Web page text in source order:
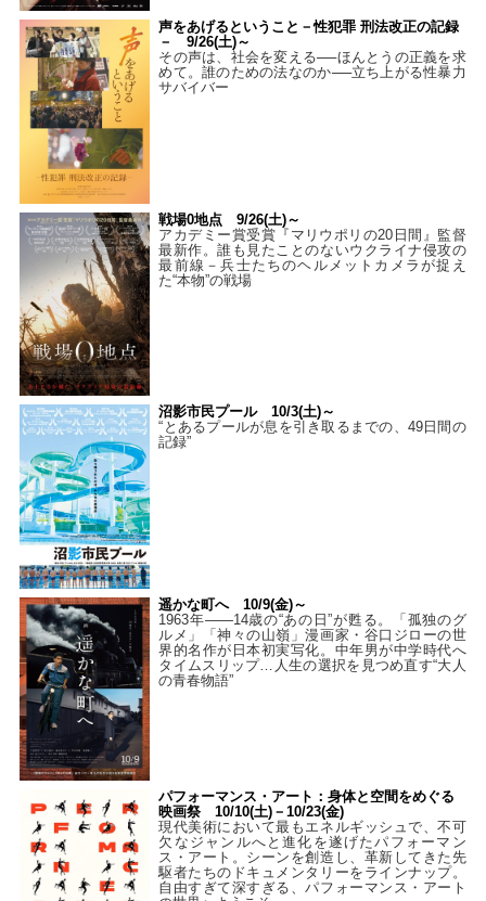
声をあげるということ－性犯罪 刑法改正の記録
－ 9/26(土)～
その声は、社会を変える──ほんとうの正義を求
めて。誰のための法なのか──立ち上がる性暴力
サバイバー
戦場0地点 9/26(土)～
アカデミー賞受賞『マリウポリの20日間』監督
最新作。誰も見たことのないウクライナ侵攻の
最前線－兵士たちのヘルメットカメラが捉え
た“本物”の戦場
沼影市民プール 10/3(土)～
“とあるプールが息を引き取るまでの、49日間の
記録”
遥かな町へ 10/9(金)～
1963年――14歳の“あの日”が甦る。「孤独のグ
ルメ」「神々の山嶺」漫画家・谷口ジローの世
界的名作が日本初実写化。中年男が中学時代へ
タイムスリップ…人生の選択を見つめ直す“大人
の青春物語”
パフォーマンス・アート：身体と空間をめぐる
映画祭 10/10(土)－10/23(金)
現代美術において最もエネルギッシュで、不可
欠なジャンルへと進化を遂げたパフォーマン
ス・アート。シーンを創造し、革新してきた先
駆者たちのドキュメンタリーをラインナップ。
自由すぎて深すぎる、パフォーマンス・アート